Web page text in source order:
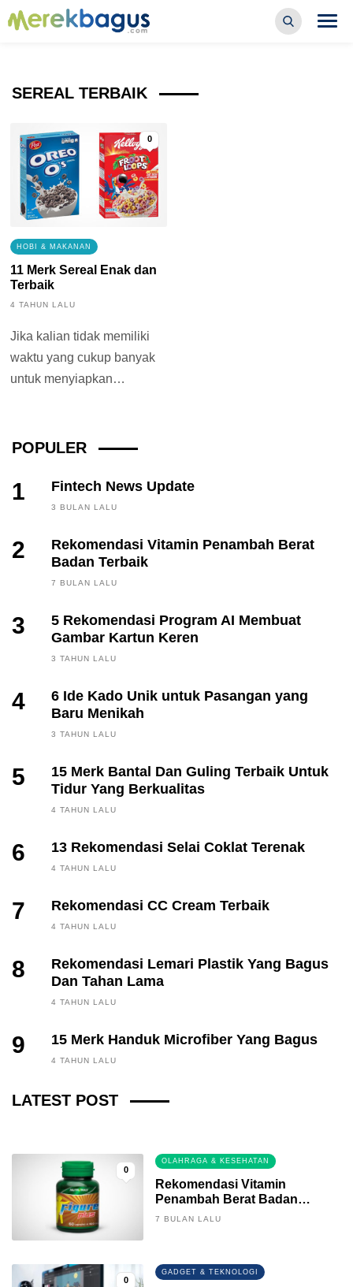
SEREAL TERBAIK
0
HOBI & MAKANAN
11 Merk Sereal Enak dan
Terbaik
4 TAHUN LALU
Jika kalian tidak memiliki
waktu yang cukup banyak
untuk menyiapkan
menu sarapan....
POPULER
1 Fintech News Update
3 BULAN LALU
2
Rekomendasi Vitamin Penambah Berat
Badan Terbaik
7 BULAN LALU
3
5 Rekomendasi Program AI Membuat
Gambar Kartun Keren
3 TAHUN LALU
4
6 Ide Kado Unik untuk Pasangan yang
Baru Menikah
3 TAHUN LALU
5
15 Merk Bantal Dan Guling Terbaik Untuk
Tidur Yang Berkualitas
4 TAHUN LALU
6 13 Rekomendasi Selai Coklat Terenak
4 TAHUN LALU
7 Rekomendasi CC Cream Terbaik
4 TAHUN LALU
8
Rekomendasi Lemari Plastik Yang Bagus
Dan Tahan Lama
4 TAHUN LALU
9 15 Merk Handuk Microfiber Yang Bagus
4 TAHUN LALU
LATEST POST
FINANCE, INVESTING
3 BULAN LALU
0
OLAHRAGA & KESEHATAN
Rekomendasi Vitamin
Penambah Berat Badan
Terbaik
7 BULAN LALU
0
GADGET & TEKNOLOGI